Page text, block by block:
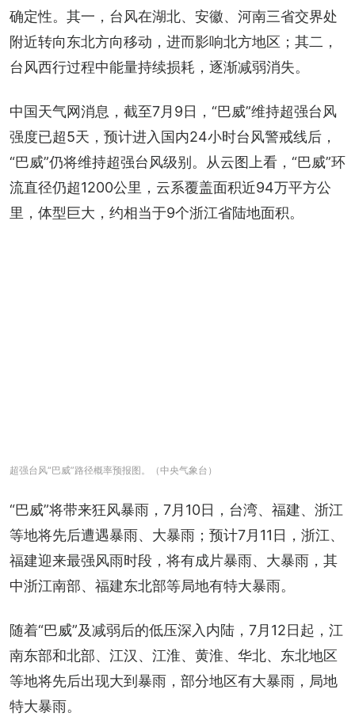
确定性。其一，台风在湖北、安徽、河南三省交界处
附近转向东北方向移动，进而影响北方地区；其二，
台风西行过程中能量持续损耗，逐渐减弱消失。
中国天气网消息，截至7月9日，“巴威”维持超强台风
强度已超5天，预计进入国内24小时台风警戒线后，
“巴威”仍将维持超强台风级别。从云图上看，“巴威”环
流直径仍超1200公里，云系覆盖面积近94万平方公
里，体型巨大，约相当于9个浙江省陆地面积。
超强台风“巴威”路径概率预报图。（中央气象台）
“巴威”将带来狂风暴雨，7月10日，台湾、福建、浙江
等地将先后遭遇暴雨、大暴雨；预计7月11日，浙江、
福建迎来最强风雨时段，将有成片暴雨、大暴雨，其
中浙江南部、福建东北部等局地有特大暴雨。
随着“巴威”及减弱后的低压深入内陆，7月12日起，江
南东部和北部、江汉、江淮、黄淮、华北、东北地区
等地将先后出现大到暴雨，部分地区有大暴雨，局地
特大暴雨。